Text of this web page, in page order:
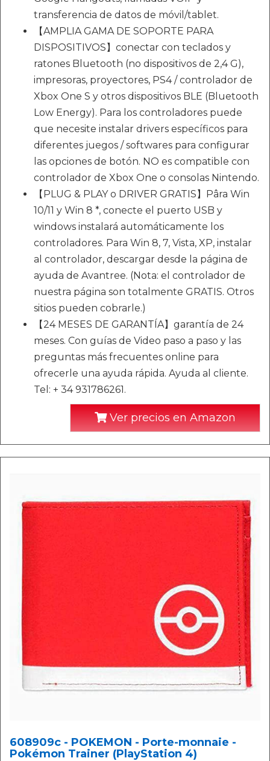
transferencia de datos de móvil/tablet.
【AMPLIA GAMA DE SOPORTE PARA
DISPOSITIVOS】conectar con teclados y
ratones Bluetooth (no dispositivos de 2,4 G),
impresoras, proyectores, PS4 / controlador de
Xbox One S y otros dispositivos BLE (Bluetooth
Low Energy). Para los controladores puede
que necesite instalar drivers específicos para
diferentes juegos / softwares para configurar
las opciones de botón. NO es compatible con
controlador de Xbox One o consolas Nintendo.
【PLUG & PLAY o DRIVER GRATIS】Pâra Win
10/11 y Win 8 *, conecte el puerto USB y
windows instalará automáticamente los
controladores. Para Win 8, 7, Vista, XP, instalar
al controlador, descargar desde la página de
ayuda de Avantree. (Nota: el controlador de
nuestra página son totalmente GRATIS. Otros
sitios pueden cobrarle.)
【24 MESES DE GARANTÍA】garantía de 24
meses. Con guías de Video paso a paso y las
preguntas más frecuentes online para
ofrecerle una ayuda rápida. Ayuda al cliente.
Tel: + 34 931786261.
Ver precios en Amazon
608909c - POKEMON - Porte-monnaie -
Pokémon Trainer (PlayStation 4)